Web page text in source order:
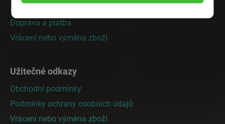
Zakázková výroba
Doprava a platba
Vrácení nebo výměna zboží
Užitečné odkazy
Obchodní podmínky
Podmínky ochrany osobních údajů
Vrácení nebo výměna zboží